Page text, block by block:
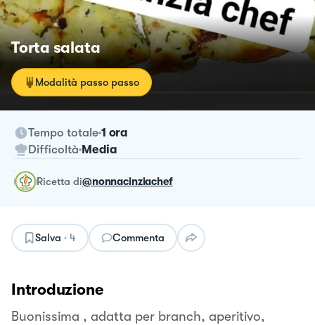
Torta salata
Modalità passo passo
Tempo totale 1 ora
Difficoltà Media
ricetta di@nonnacinziachef
Salva · 4 Commenta
Introduzione
Buonissima , adatta per branch, aperitivo,